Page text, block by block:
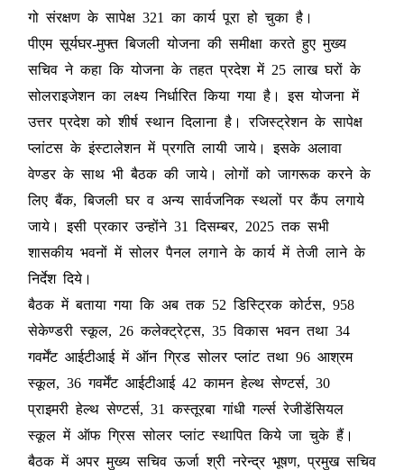
गो संरक्षण के सापेक्ष 321 का कार्य पूरा हो चुका है।
पीएम सूर्यघर-मुफ्त बिजली योजना की समीक्षा करते हुए मुख्य
सचिव ने कहा कि योजना के तहत प्रदेश में 25 लाख घरों के
सोलराइजेशन का लक्ष्य निर्धारित किया गया है। इस योजना में
उत्तर प्रदेश को शीर्ष स्थान दिलाना है। रजिस्ट्रेशन के सापेक्ष
प्लांटस के इंस्टालेशन में प्रगति लायी जाये। इसके अलावा
वेण्डर के साथ भी बैठक की जाये। लोगों को जागरूक करने के
लिए बैंक, बिजली घर व अन्य सार्वजनिक स्थलों पर कैंप लगाये
जाये। इसी प्रकार उन्होंने 31 दिसम्बर, 2025 तक सभी
शासकीय भवनों में सोलर पैनल लगाने के कार्य में तेजी लाने के
निर्देश दिये।
बैठक में बताया गया कि अब तक 52 डिस्ट्रिक कोर्टस, 958
सेकेण्डरी स्कूल, 26 कलेक्ट्रेट्स, 35 विकास भवन तथा 34
गवर्मेंट आईटीआई में ऑन ग्रिड सोलर प्लांट तथा 96 आश्रम
स्कूल, 36 गवर्मेंट आईटीआई 42 कामन हेल्थ सेण्टर्स, 30
प्राइमरी हेल्थ सेण्टर्स, 31 कस्तूरबा गांधी गर्ल्स रेजीडेंसियल
स्कूल में ऑफ ग्रिस सोलर प्लांट स्थापित किये जा चुके हैं।
बैठक में अपर मुख्य सचिव ऊर्जा श्री नरेन्द्र भूषण, प्रमुख सचिव